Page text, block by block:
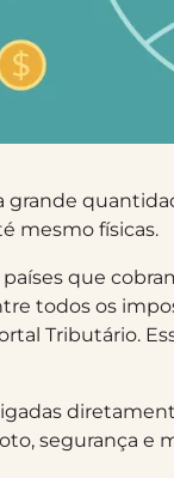
mesmo físicas.
que
todos os
Tributário.
segurança e